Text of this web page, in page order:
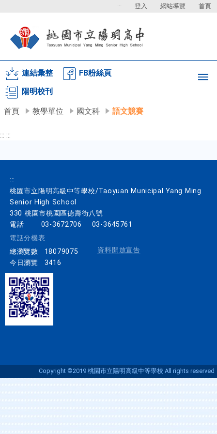
連結彙整
FB粉絲頁
陽明校刊
::: 登入 網站導覽 首頁
首頁 教學單位 國文科 語文競賽
::: :::
:::
桃園市立陽明高級中等學校/Taoyuan Municipal Yang Ming
Senior High School
330 桃園市桃園區德壽街八號
電話
03-3672706
03-3645761
電話分機表
總瀏覽數
18079075
今日瀏覽
3416
資料開放宣告
Copyright ©2019 桃園市立陽明高級中等學校 All rights reserved